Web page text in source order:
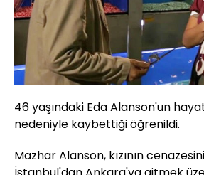
46 yaşındaki Eda Alanson'un
nedeniyle kaybettiği öğrenildi.
Mazhar Alanson, kızının